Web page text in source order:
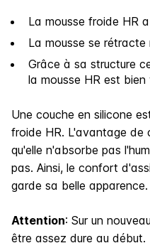
La mousse froide HR
La mousse se rétracte
Grâce à sa structure
la mousse HR est bien
Une couche en silicone
froide HR. L'avantage de
qu'elle n'absorbe pas
pas. Ainsi, le confort
garde sa belle apparence.
Attention: Sur un
être assez dure au début.